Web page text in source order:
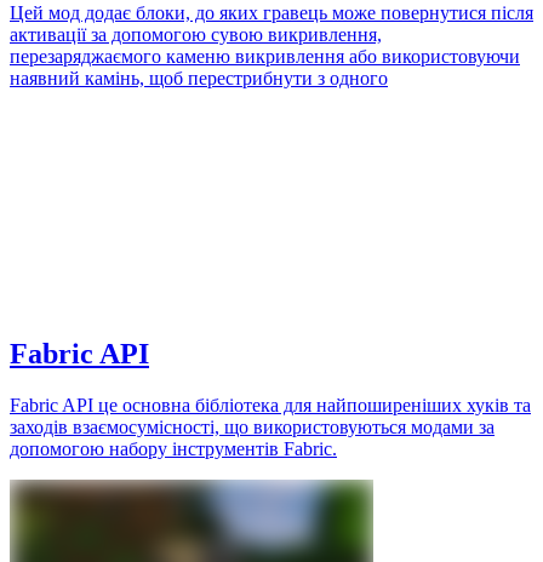
Цей мод додає блоки, до яких гравець може повернутися після
активації за допомогою сувою викривлення,
перезаряджаємого каменю викривлення або використовуючи
наявний камінь, щоб перестрибнути з одного
Fabric API
Fabric API це основна бібліотека для найпоширеніших хуків та
заходів взаємосумісності, що використовуються модами за
допомогою набору інструментів Fabric.